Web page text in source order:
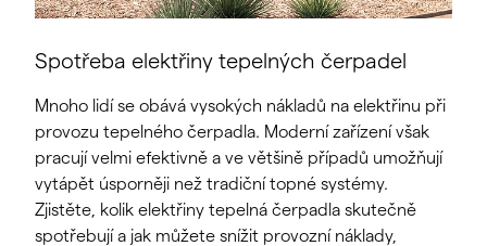
Spotřeba elektřiny tepelných čerpadel
Mnoho lidí se obává vysokých nákladů na elektřinu při
provozu tepelného čerpadla. Moderní zařízení však
pracují velmi efektivně a ve většině případů umožňují
vytápět úsporněji než tradiční topné systémy.
Zjistěte, kolik elektřiny tepelná čerpadla skutečně
spotřebují a jak můžete snížit provozní náklady,